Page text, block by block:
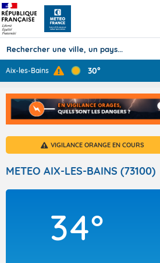
TOUS LES
Articles
Aix-les-Bains 30°
VIGILANCE ORANGE EN COURS
METEO AIX-LES-BAINS (73100)
34°